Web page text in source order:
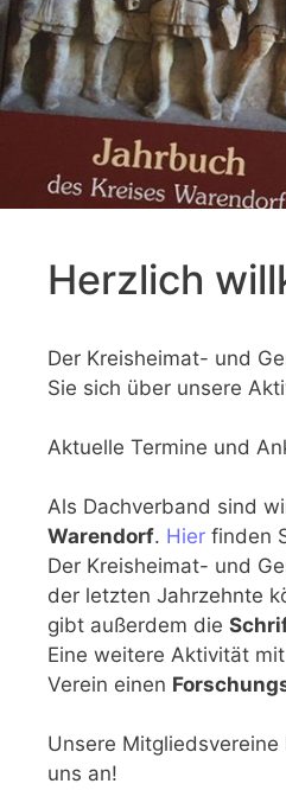
Herzlich
Der Kreisheimat- und
Sie sich über unsere
Aktuelle Termine und
Als Dachverband sind
Warendorf. Hier finden
Der Kreisheimat- und
der letzten Jahrzehnte
gibt außerdem die
Eine weitere Aktivität
Verein einen
Unsere
uns an!